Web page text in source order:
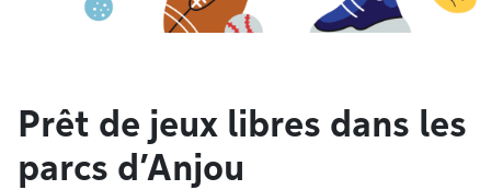
Prêt de jeux libres dans les
parcs d’Anjou